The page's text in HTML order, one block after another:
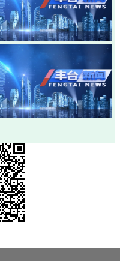
20260803-丰台新闻
20260730-丰台新闻
20260728-丰台新闻